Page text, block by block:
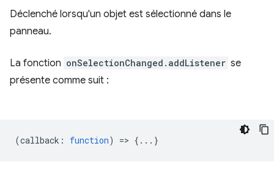
Déclenché lorsqu'un objet est sélectionné dans le
panneau.
La fonction onSelectionChanged.addListener se
présente comme suit :
(callback : function) => {...}